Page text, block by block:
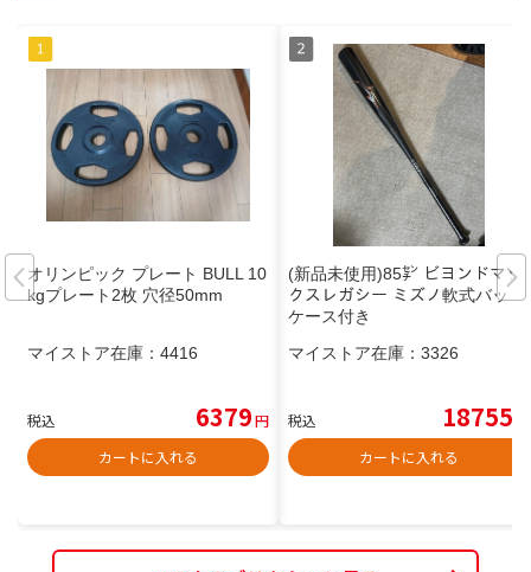
オリンピック プレート BULL 10
kgプレート2枚 穴径50mm
マイストア在庫： 4416
税込 6379円
カートに入れる
(新品未使用)85㌢ ビヨンドマッ
クスレガシー ミズノ軟式バット
ケース付き
マイストア在庫： 3326
税込 18755
カートに入れる